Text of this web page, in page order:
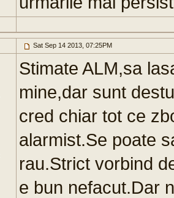
Sat Sep 14 2013, 07:25PM
Stimate ALM,sa
mine,dar sunt
cred chiar tot ce
alarmist.Se poate
rau.Strict vorbind
e bun nefacut.Dar